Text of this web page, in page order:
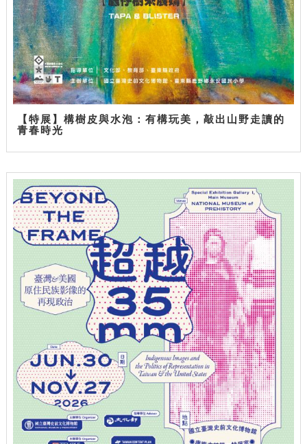
【特展】構樹皮與水泡：有構玩美，敲出山野走讀的
青春時光